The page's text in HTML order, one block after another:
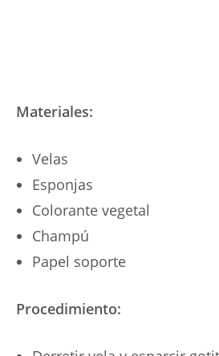
Materiales:
Velas
Esponjas
Colorante vegetal
Champú
Papel soporte
Procedimiento: